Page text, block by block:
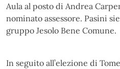
Aula al posto di Andrea
nominato assessore. Pasini
gruppo Jesolo Bene Comune.
In seguito all’elezione di